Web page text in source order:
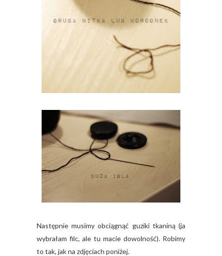
Następnie musimy obciągnąć guziki tkaniną (ja
wybrałam filc, ale tu macie dowolność). Robimy
to tak, jak na zdjęciach poniżej.